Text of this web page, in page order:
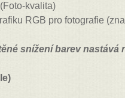
kvalita)
RGB pro fotografie
snížení barev nastává